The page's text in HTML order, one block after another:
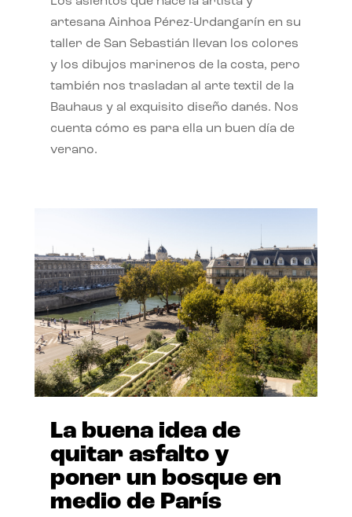
artesana Ainhoa Pérez-Urdangarín en su
taller de San Sebastián llevan los colores
y los dibujos marineros de la costa, pero
también nos trasladan al arte textil de la
Bauhaus y al exquisito diseño danés. Nos
cuenta cómo es para ella un buen día de
verano.
La buena idea de
quitar asfalto y
poner un bosque en
medio de París